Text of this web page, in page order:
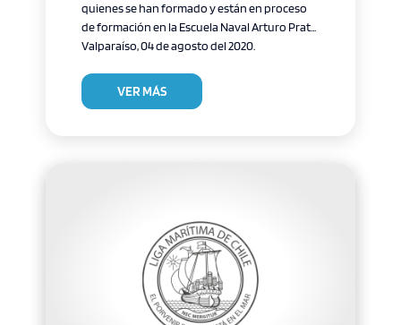
quienes se han formado y están en proceso
de formación en la Escuela Naval Arturo Prat...
Valparaíso, 04 de agosto del 2020.
VER MÁS